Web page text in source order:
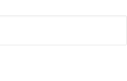
Bossey